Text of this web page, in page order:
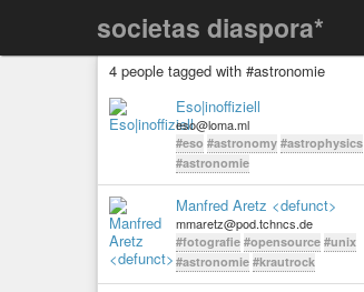
societas diaspora*
4 people tagged with #astronomie
Eso|inoffiziell
eso@loma.ml
#eso #astronomy #astrophysics
#astronomie
Manfred Aretz <defunct>
mmaretz@pod.tchncs.de
#fotografie #opensource #unix
#astronomie #krautrock